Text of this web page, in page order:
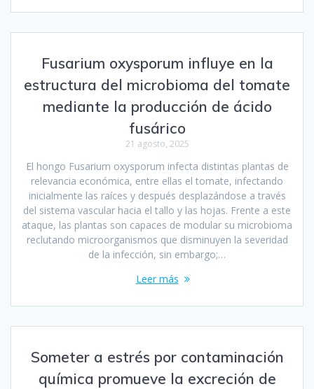
Fusarium oxysporum influye en la
estructura del microbioma del tomate
mediante la producción de ácido
fusárico
21 agosto, 2025
El hongo Fusarium oxysporum infecta distintas plantas de
relevancia económica, entre ellas el tomate, infectando
inicialmente las raíces y después desplazándose a través
del sistema vascular hacia el tallo y las hojas. Frente a este
ataque, las plantas son capaces de modular su microbioma
reclutando microorganismos que disminuyen la severidad
de la infección, sin embargo;…
Leer más
Someter a estrés por contaminación
química promueve la excreción de